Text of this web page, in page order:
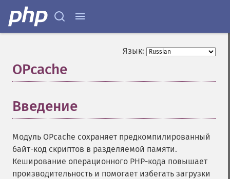
Язык:
OPcache
Введение
Модуль OPcache сохраняет предкомпилированный
байт-код скриптов в разделяемой памяти.
Кеширование операционного PHP-кода повышает
производительность и помогает избегать загрузки